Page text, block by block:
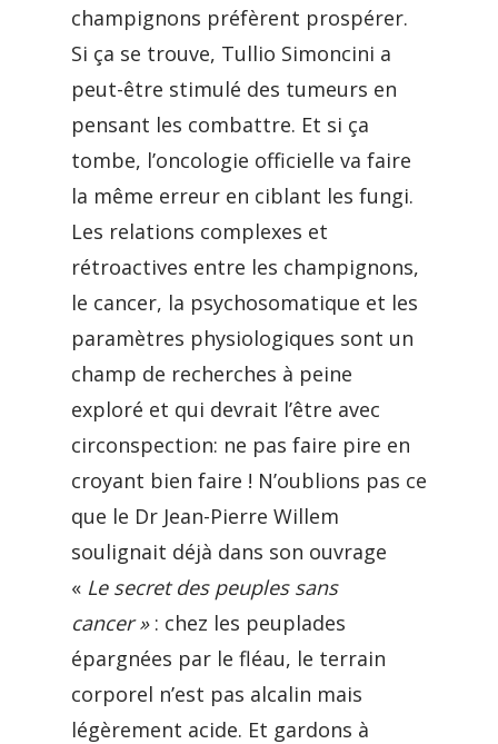
champignons préfèrent prospérer.
Si ça se trouve, Tullio Simoncini a
peut-être stimulé des tumeurs en
pensant les combattre. Et si ça
tombe, l’oncologie officielle va faire
la même erreur en ciblant les fungi.
Les relations complexes et
rétroactives entre les champignons,
le cancer, la psychosomatique et les
paramètres physiologiques sont un
champ de recherches à peine
exploré et qui devrait l’être avec
circonspection: ne pas faire pire en
croyant bien faire ! N’oublions pas ce
que le Dr Jean-Pierre Willem
soulignait déjà dans son ouvrage
« Le secret des peuples sans
cancer »: chez les peuplades
épargnées par le fléau, le terrain
corporel n’est pas alcalin mais
légèrement acide. Et gardons à